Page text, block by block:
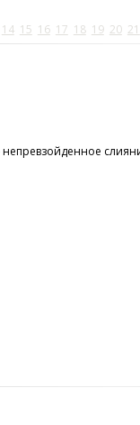
14 15 16 17 18 19 20 21